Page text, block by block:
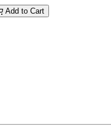
Add to Cart